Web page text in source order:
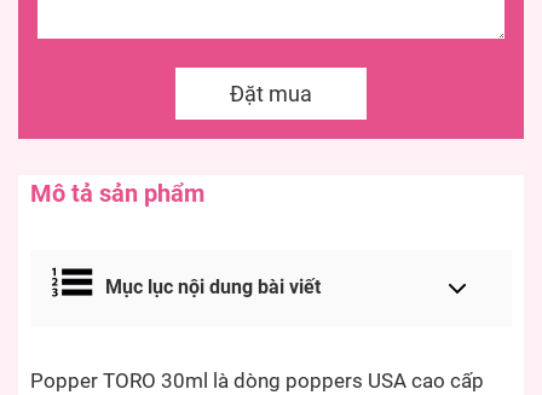
Đặt mua
Mô tả sản phẩm
Mục lục nội dung bài viết
Popper TORO 30ml là dòng poppers USA cao cấp